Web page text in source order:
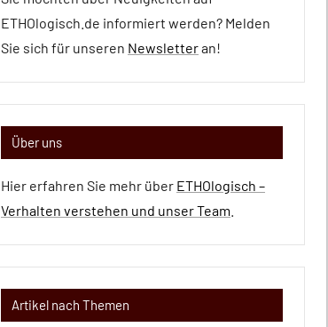
ETHOlogisch.de informiert werden? Melden
Sie sich für unseren Newsletteran!
Über uns
Hier erfahren Sie mehr über ETHOlogisch –
Verhalten verstehen und unser Team
Artikel nach Themen